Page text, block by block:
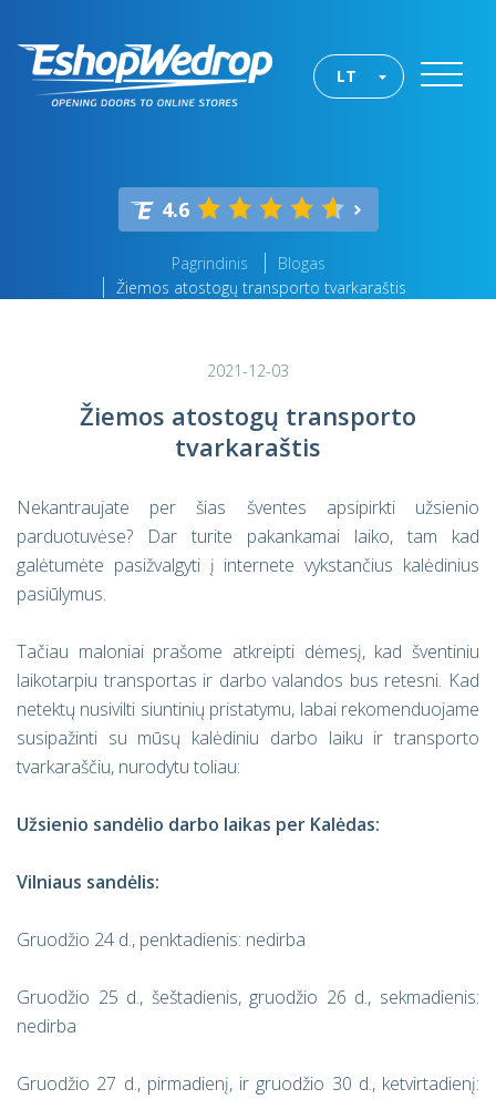
LT
4.6
Pagrindinis
Blogas
Žiemos atostogų transporto tvarkaraštis
2021-12-03
Žiemos atostogų transporto
tvarkaraštis
Nekantraujate per šias šventes apsipirkti užsienio
parduotuvėse? Dar turite pakankamai laiko, tam kad
galėtumėte pasižvalgyti į internete vykstančius kalėdinius
pasiūlymus.
Tačiau maloniai prašome atkreipti dėmesį, kad šventiniu
laikotarpiu transportas ir darbo valandos bus retesni. Kad
netektų nusivilti siuntinių pristatymu, labai rekomenduojame
susipažinti su mūsų kalėdiniu darbo laiku ir transporto
tvarkaraščiu, nurodytu toliau:
Užsienio sandėlio darbo laikas per Kalėdas:
Vilniaus sandėlis:
Gruodžio 24 d., penktadienis: nedirba
Gruodžio 25 d., šeštadienis, gruodžio 26 d., sekmadienis:
nedirba
Gruodžio 27 d., pirmadienį, ir gruodžio 30 d., ketvirtadienį: